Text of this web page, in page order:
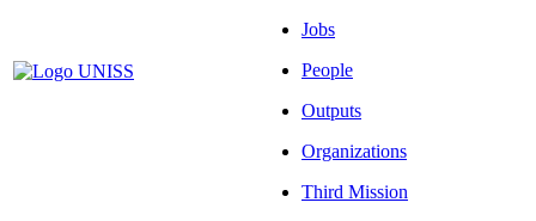
Jobs
People
Outputs
Organizations
Third Mission